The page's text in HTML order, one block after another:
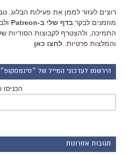
רוצים לעזור לממן את פעילות הבלוג,
מוזמנים לבקר בדף שלי ב-Patreon
התמיכה, ולהצטרף לקבוצות הסודיות
והמלצות פרטיות. לחצו כאן
הירשמו לעדכוני המייל של ״סינמסקופ״
תגובות אחרונות